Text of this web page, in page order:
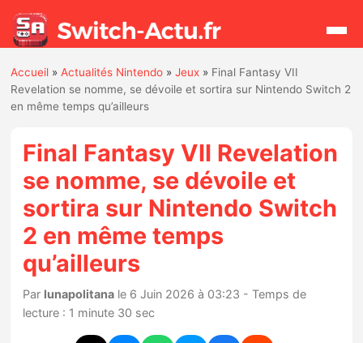
Rechercher
Actualités
Jeux
Hardware
Mises à jour
Chiffres de ventes
Accueil »Actualités Nintendo »Jeux » Final Fantasy VII
Revelation se nomme, se dévoile et sortira sur Nintendo Switch 2
en même temps qu’ailleurs
Final Fantasy VII Revelation
se nomme, se dévoile et
sortira sur Nintendo Switch
2 en même temps
qu’ailleurs
Par lunapolitana le 6 Juin 2026 à 03:23 - Temps de
lecture : 1 minute 30 sec